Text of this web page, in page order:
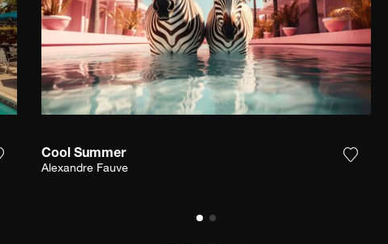
Fügen Sie das Foto meiner Wunschliste hinzu
Cool Summer
Alexandre Fauve